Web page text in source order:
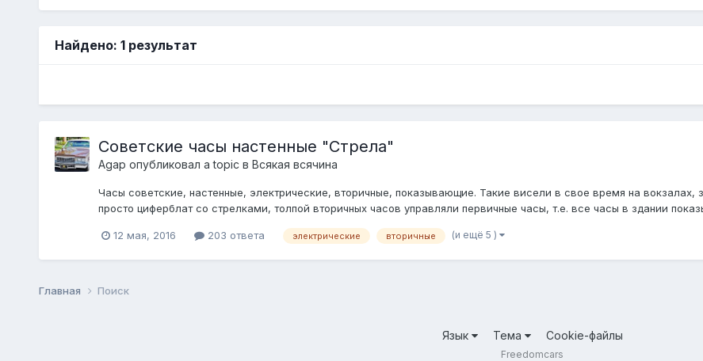
Найдено: 1 результат
Советские часы настенные "Стрела"
Agap опубликовал a topic в Всякая всячина
Часы советские, настенные, электрические, вторичные, показывающие. Такие висели в свое время на
просто циферблат со стрелками, толпой вторичных часов управляли первичные часы, т.е. все часы в здании
12 мая, 2016 203 ответа электрические вторичные (и ещё 5 )
Главная Поиск
Язык Тема Cookie-файлы
Freedomcars